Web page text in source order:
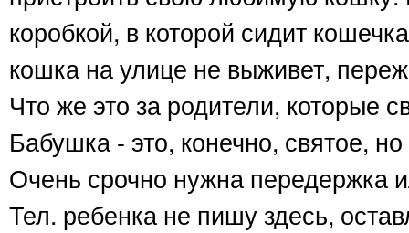
коробкой, в которой сидит
кошка на улице не выживет,
Что же это за родители, которые
Бабушка - это, конечно, святое,
Очень срочно нужна передержка
Тел. ребенка не пишу здесь,